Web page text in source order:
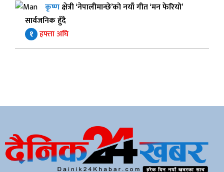
कृष्णक्षेत्री ‘नेपालीमान्छे’को नयाँ गीत ‘मन फेरियो’
सार्वजनिक हुँदै
१ हफ्ता अघि